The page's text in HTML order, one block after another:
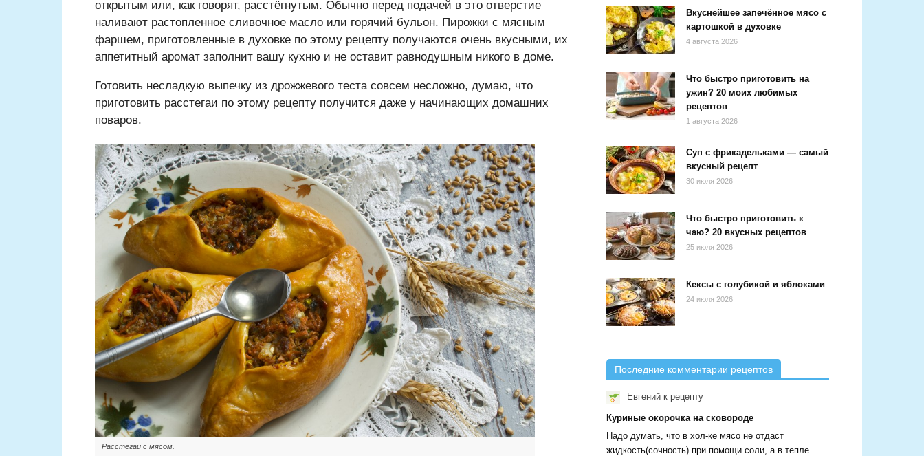
открытым или, как говорят, расстёгнутым. Обычно перед подачей в это отверстие
наливают растопленное сливочное масло или горячий бульон. Пирожки с мясным
фаршем, приготовленные в духовке по этому рецепту получаются очень вкусными, их
аппетитный аромат заполнит вашу кухню и не оставит равнодушным никого в доме.
Готовить несладкую выпечку из дрожжевого теста совсем несложно, думаю, что
приготовить расстегаи по этому рецепту получится даже у начинающих домашних
поваров.
Расстегаи с мясом.
Вкуснейшее запечённое мясо с
картошкой в духовке
4 августа 2026
Что быстро приготовить на
ужин? 20 моих любимых
рецептов
1 августа 2026
Суп с фрикадельками — самый
вкусный рецепт
30 июля 2026
Что быстро приготовить к
чаю? 20 вкусных рецептов
25 июля 2026
Кексы с голубикой и яблоками
24 июля 2026
Последние комментарии рецептов
Евгений к рецепту
Куриные окорочка на сковороде
Надо думать, что в хол-ке мясо не отдаст
жидкость(сочность) при помощи соли, а в тепле